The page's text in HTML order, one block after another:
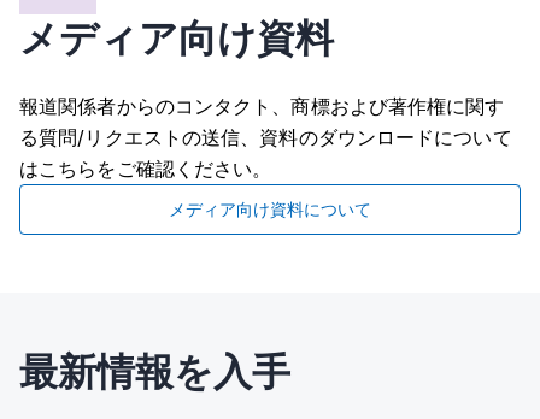
メディア向け資料
報道関係者からのコンタクト、商標および著作権に関す
る質問/リクエストの送信、資料のダウンロードについて
はこちらをご確認ください。
メディア向け資料について
最新情報を入手